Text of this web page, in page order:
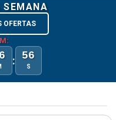
SEMANA
OFERTAS
: 56
S